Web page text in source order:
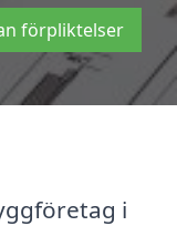
förpliktelser
i